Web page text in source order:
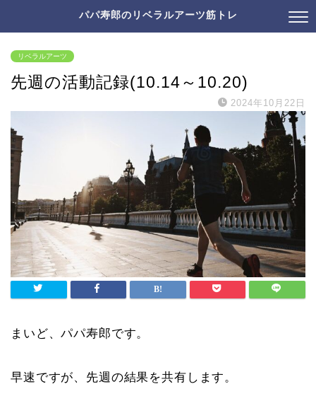
パパ寿郎のリベラルアーツ筋トレ
リベラルアーツ
先週の活動記録(10.14～10.20)
2024年10月22日
まいど、パパ寿郎です。
早速ですが、先週の結果を共有します。